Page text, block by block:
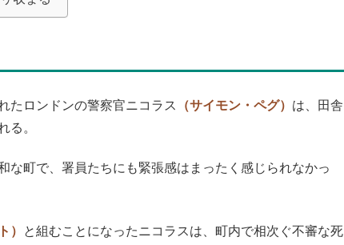
たロンドンの警察官ニコラス （サイモン・ペグ） は、田舎
る。
な町で、署員たちにも緊張感はまったく感じられなかっ
）
と組むことになったニコラスは、町内で相次ぐ不審な死